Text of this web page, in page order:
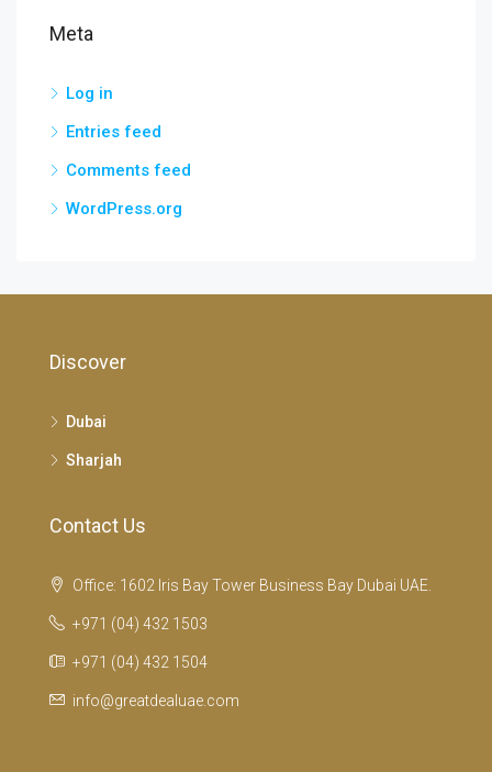
Meta
Log in
Entries feed
Comments feed
WordPress.org
Discover
Dubai
Sharjah
Contact Us
Office: 1602 Iris Bay Tower Business Bay Dubai UAE.
+971 (04) 432 1503
+971 (04) 432 1504
info@greatdealuae.com